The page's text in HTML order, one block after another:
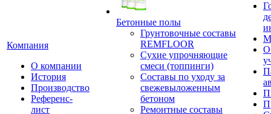
Компания
О компании
История
Производство
Референс-
лист
Бетонные полы
Грунтовочные составы
REMFLOOR
Сухие упрочняющие
смеси (топпинги)
Составы по уходу за
свежевыложенным
бетоном
Ремонтные составы